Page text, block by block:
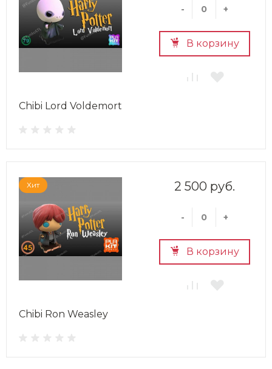
- +
В корзину
Chibi Lord Voldemort
Хит 2 500 руб.
- +
В корзину
Chibi Ron Weasley